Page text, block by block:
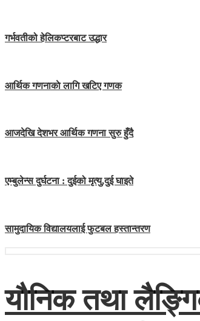
गर्भवतीको हेलिकप्टरबाट उद्धार
आर्थिक गणनाकाे लागि खटिए गणक
आजदेखि देशभर आर्थिक गणना सुरु हुँदै
एम्बुलेन्स दुर्घटना : दुईको मृत्यु,दुई घाइते
सामुदायिक विद्यालयलाई फुटबल हस्तान्तरण
यौनिक तथा